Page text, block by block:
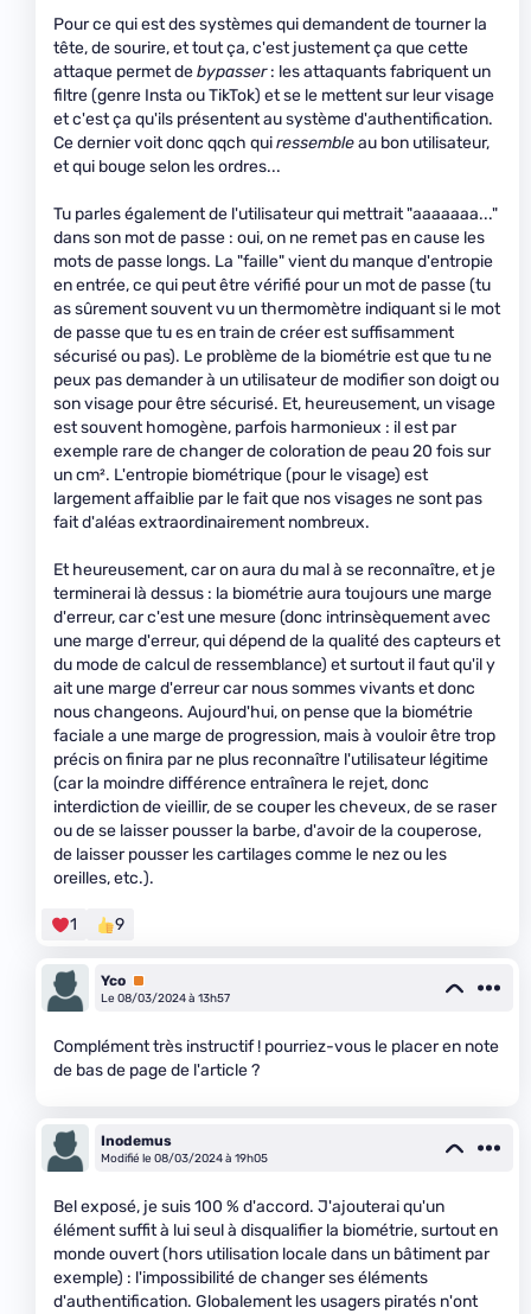
Pour ce qui est des systèmes qui demandent de tourner la
tête, de sourire, et tout ça, c'est justement ça que cette
attaque permet debypasser: les attaquants fabriquent un
filtre (genre Insta ou TikTok) et se le mettent sur leur visage
et c'est ça qu'ils présentent au système d'authentification.
Ce dernier voit donc qqch quiressembleau bon utilisateur,
et qui bouge selon les ordres...
Tu parles également de l'utilisateur qui mettrait "aaaaaaa..."
dans son mot de passe : oui, on ne remet pas en cause les
mots de passe longs. La "faille" vient du manque d'entropie
en entrée, ce qui peut être vérifié pour un mot de passe (tu
as sûrement souvent vu un thermomètre indiquant si le mot
de passe que tu es en train de créer est suffisamment
sécurisé ou pas). Le problème de la biométrie est que tu ne
peux pas demander à un utilisateur de modifier son doigt ou
son visage pour être sécurisé. Et, heureusement, un visage
est souvent homogène, parfois harmonieux : il est par
exemple rare de changer de coloration de peau 20 fois sur
un cm². L'entropie biométrique (pour le visage) est
largement affaiblie par le fait que nos visages ne sont pas
fait d'aléas extraordinairement nombreux.
Et heureusement, car on aura du mal à se reconnaître, et je
terminerai là dessus : la biométrie aura toujours une marge
d'erreur, car c'est une mesure (donc intrinsèquement avec
une marge d'erreur, qui dépend de la qualité des capteurs et
du mode de calcul de ressemblance) et surtout il faut qu'il y
ait une marge d'erreur car nous sommes vivants et donc
nous changeons. Aujourd'hui, on pense que la biométrie
faciale a une marge de progression, mais à vouloir être trop
précis on finira par ne plus reconnaître l'utilisateur légitime
(car la moindre différence entraînera le rejet, donc
interdiction de vieillir, de se couper les cheveux, de se raser
ou de se laisser pousser la barbe, d'avoir de la couperose,
de laisser pousser les cartilages comme le nez ou les
oreilles, etc.).
1 9
Yco Premium
Le 08/03/2024 à 13h57
Complément très instructif ! pourriez-vous le placer en note
de bas de page de l'article ?
Inodemus
Modifié le 08/03/2024 à 19h05
Bel exposé, je suis 100 % d'accord. J'ajouterai qu'un
élément suffit à lui seul à disqualifier la biométrie, surtout en
monde ouvert (hors utilisation locale dans un bâtiment par
exemple) : l'impossibilité de changer ses éléments
d'authentification. Globalement les usagers piratés n'ont